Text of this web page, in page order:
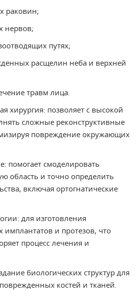
раковин;
нервов;
путях;
расщелин неба и верхней
травм лица.
хирургия: позволяет с высокой
сложные реконструктивные
повреждение окружающих
помогает смоделировать
область и точно определить
включая ортогнатические
для изготовления
и протезов, что
процесс лечения и
биологических структур для
костей и тканей.